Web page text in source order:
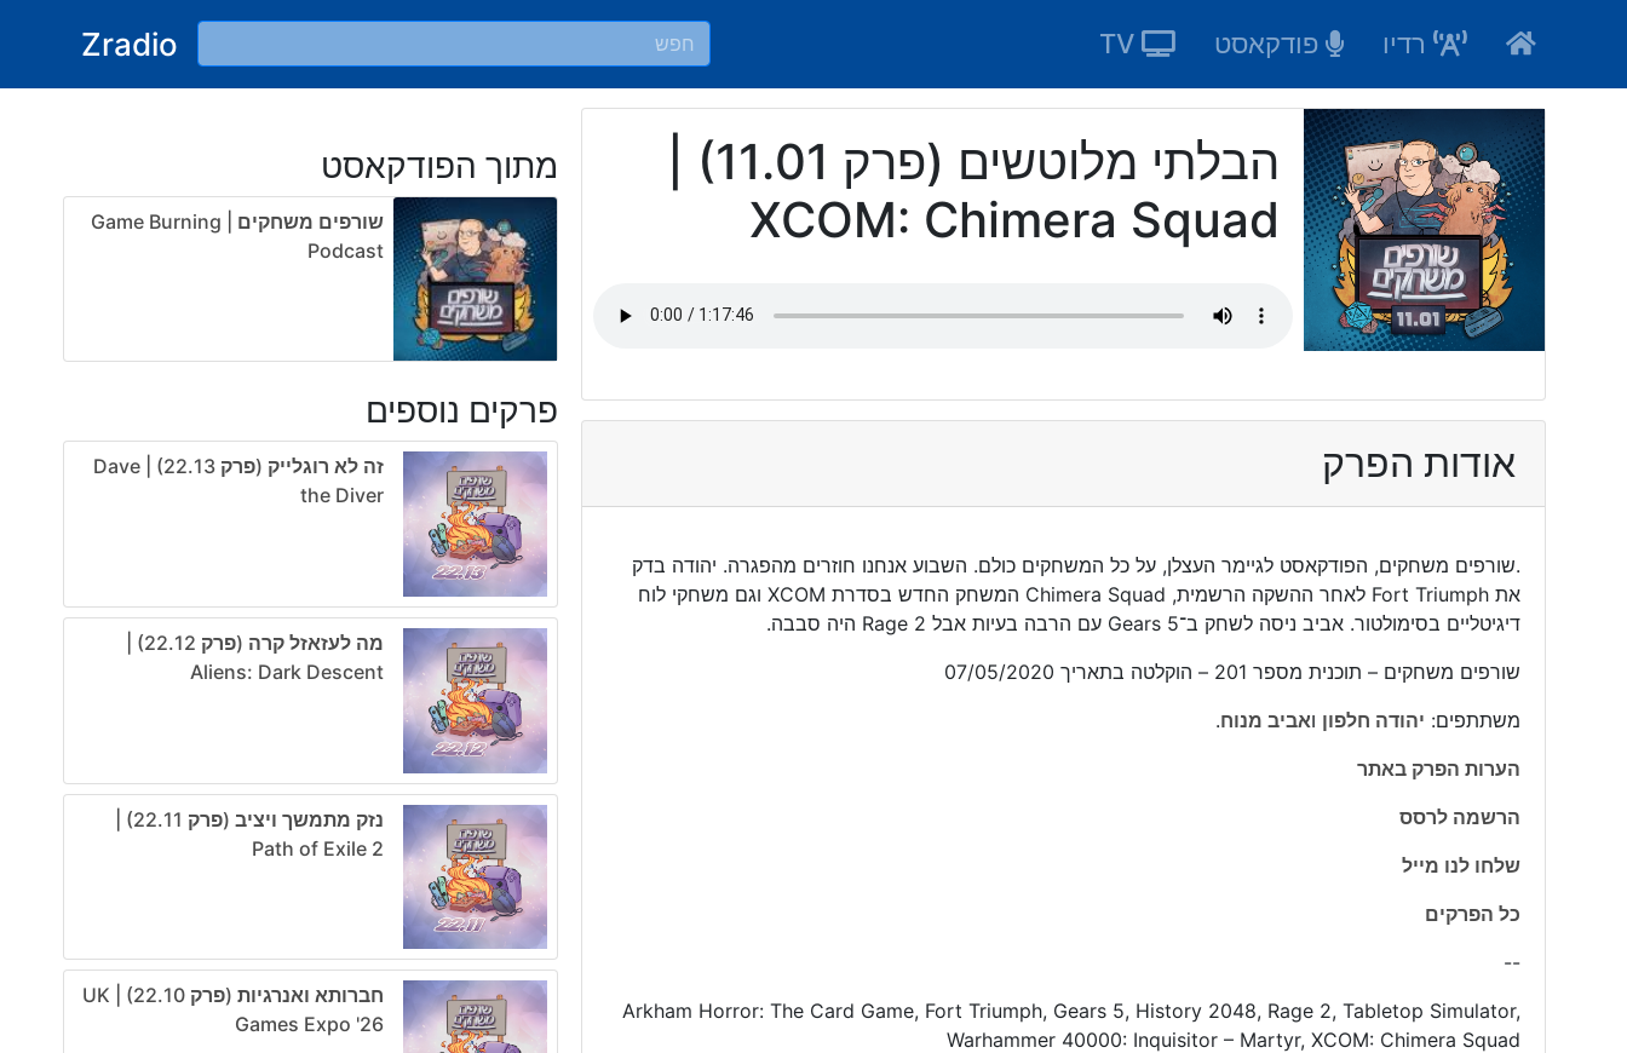
Zradio רדיו פודקאסט
הבלתי מלוטשים (פרק 11.01) |
XCOM: Chimera Squad
אודות הפרק
.שורפים משחקים, הפודקאסט לגיימר העצלן, על כל המשחקים כולם. השבוע אנחנו חוזרים מהפגרה. יהודה בדק
את Fort Triumph לאחר ההשקה הרשמית, Chimera Squad המשחק החדש בסדרת XCOM וגם משחקי לוח
דיגיטליים בסימולטור. אביב ניסה לשחק ב־Gears 5 עם הרבה בעיות אבל Rage 2 היה סבבה.
שורפים משחקים – תוכנית מספר 201 – הוקלטה בתאריך 07/05/2020
משתתפים: יהודה חלפון ואביב מנוח.
הערות הפרק באתר
הרשמה לרסס
שלחו לנו מייל
כל הפרקים
--
Arkham Horror: The Card Game, Fort Triumph, Gears 5, History 2048, Rage 2, Tabletop Simulator,
Warhammer 40000: Inquisitor – Martyr, XCOM: Chimera Squad
מתוך הפודקאסט
שורפים משחקים | Game Burning
Podcast
פרקים נוספים
זה לא רוגלייק (פרק 22.13) | Dave
the Diver
מה לעזאזל קרה (פרק 22.12) |
Aliens: Dark Descent
נזק מתמשך ויציב (פרק 22.11) |
Path of Exile 2
חברותא ואנרגיות (פרק 22.10) | UK
Games Expo '26